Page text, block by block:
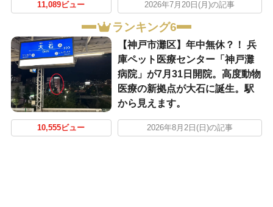
11,089ビュー 2026年7月20日(月)の記事
ランキング6
【神戸市灘区】年中無休？！ 兵
庫ペット医療センター「神戸灘
病院」が7月31日開院。高度動物
医療の新拠点が大石に誕生。駅
から見えます。
10,555ビュー 2026年8月2日(日)の記事